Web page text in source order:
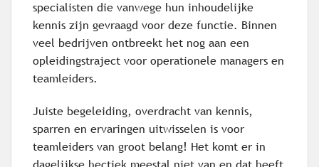
specialisten die vanwege hun inhoudelijke
kennis zijn gevraagd voor deze functie. Binnen
veel bedrijven ontbreekt het nog aan een
opleidingstraject voor operationele managers en
teamleiders.
Juiste begeleiding, overdracht van kennis,
sparren en ervaringen uitwisselen is voor
teamleiders van groot belang! Het komt er in